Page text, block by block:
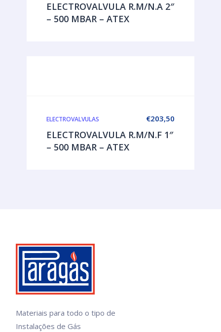
ELECTROVALVULA R.M/N.A 2″
– 500 MBAR – ATEX
€203,50
ELECTROVALVULAS
ELECTROVALVULA R.M/N.F 1″
– 500 MBAR – ATEX
Materiais para todo o tipo de
Instalações de Gás